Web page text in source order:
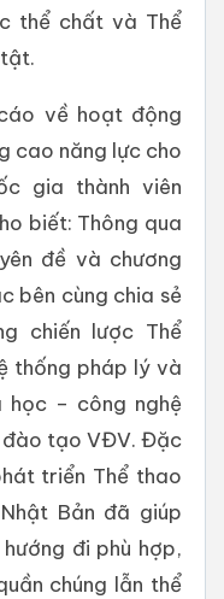
thể chất và Thể
về hoạt động
cao năng lực cho
gia thành viên
biết: Thông qua
đề và chương
bên cùng chia sẻ
chiến lược Thể
thống pháp lý và
học – công nghệ
đào tạo VĐV. Đặc
triển Thể thao
Bản đã giúp
hướng đi phù hợp,
chúng lẫn thể